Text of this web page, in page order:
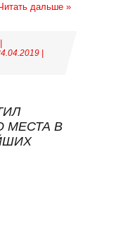
дальше »
МЕСТА В